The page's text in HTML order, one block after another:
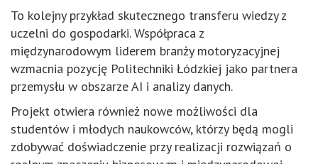
To kolejny przykład skutecznego transferu wiedzy z
uczelni do gospodarki. Współpraca z
międzynarodowym liderem branży motoryzacyjnej
wzmacnia pozycję Politechniki Łódzkiej jako partnera
przemysłu w obszarze AI i analizy danych.
Projekt otwiera również nowe możliwości dla
studentów i młodych naukowców, którzy będą mogli
zdobywać doświadczenie przy realizacji rozwiązań o